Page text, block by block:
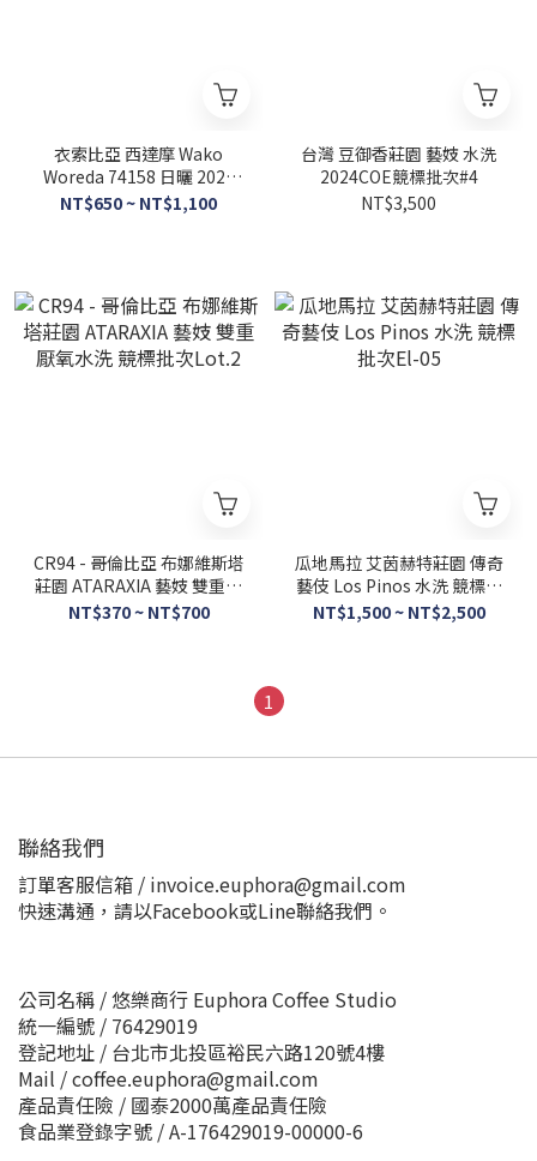
衣索比亞 西達摩 Wako
Woreda 74158 日曬 2024
COE競標批次
NT$650 ~ NT$1,100
台灣 豆御香莊園 藝妓 水洗
2024COE競標批次#4
NT$3,500
CR94 - 哥倫比亞 布娜維斯塔
莊園 ATARAXIA 藝妓 雙重厭
氧水洗 競標批次Lot.2
NT$370 ~ NT$700
瓜地馬拉 艾茵赫特莊園 傳奇
藝伎 Los Pinos 水洗 競標批
次El-05
NT$1,500 ~ NT$2,500
1
聯絡我們
訂單客服信箱 / invoice.euphora@gmail.com
快速溝通，請以Facebook或Line聯絡我們。
公司名稱 / 悠樂商行 Euphora Coffee Studio
統一編號 / 76429019
登記地址 / 台北市北投區裕民六路120號4樓
Mail / coffee.euphora@gmail.com
產品責任險 / 國泰2000萬產品責任險
食品業登錄字號 / A-176429019-00000-6